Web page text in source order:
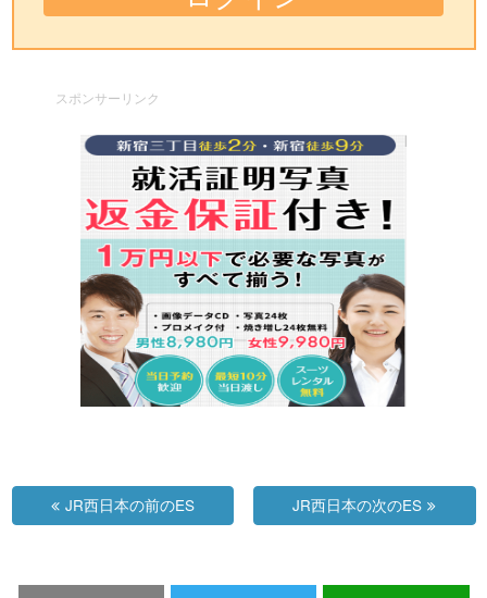
スポンサーリンク
JR西日本の前のES JR西日本の次のES